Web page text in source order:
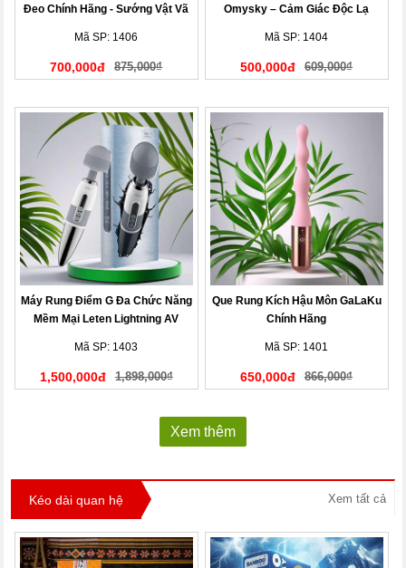
Đeo Chính Hãng - Sướng Vật Vã
Mã SP: 1406
700,000đ 875,000₫
Omysky – Cảm Giác Độc Lạ
Mã SP: 1404
500,000đ 609,000₫
Máy Rung Điểm G Đa Chức Năng
Mềm Mại Leten Lightning AV
Mã SP: 1403
1,500,000đ 1,898,000₫
Que Rung Kích Hậu Môn GaLaKu
Chính Hãng
Mã SP: 1401
650,000đ 866,000₫
Xem thêm
Kéo dài quan hệ Xem tất cả